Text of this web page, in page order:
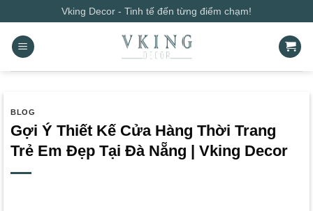
qua
nội
dung
Vking Decor - Tinh tế đến từng điểm chạm!
BLOG
Gợi Ý Thiết Kế Cửa Hàng Thời Trang
Trẻ Em Đẹp Tại Đà Nẵng | Vking Decor